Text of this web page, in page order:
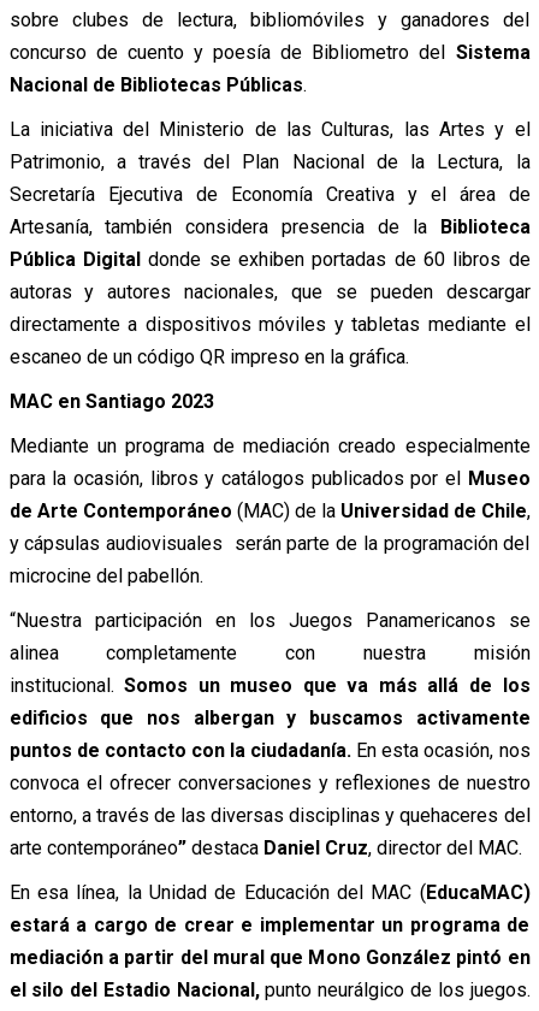
sobre clubes de lectura, bibliomóviles y ganadores del
concurso de cuento y poesía de Bibliometro del Sistema
Nacional de Bibliotecas Públicas.
La iniciativa del Ministerio de las Culturas, las Artes y el
Patrimonio, a través del Plan Nacional de la Lectura, la
Secretaría Ejecutiva de Economía Creativa y el área de
Artesanía, también considera presencia de la Biblioteca
Pública Digitaldonde se exhiben portadas de 60 libros de
autoras y autores nacionales, que se pueden descargar
directamente a dispositivos móviles y tabletas mediante el
escaneo de un código QR impreso en la gráfica.
MAC en Santiago 2023
Mediante un programa de mediación creado especialmente
para la ocasión, libros y catálogos publicados por el Museo
de Arte Contemporáneo (MAC) de la Universidad de Chile,
y cápsulas audiovisuales serán parte de la programación del
microcine del pabellón.
­“Nuestra participación en los Juegos Panamericanos se
alinea completamente con nuestra misión
institucional.Somos un museo que va más allá de los
edificios que nos albergan y buscamos activamente
puntos de contacto con la ciudadanía. En esta ocasión, nos
convoca el ofrecer conversaciones y reflexiones de nuestro
entorno, a través de las diversas disciplinas y quehaceres del
arte contemporáneo”destaca Daniel Cruz, director del MAC.
En esa línea, la Unidad de Educación del MAC (EducaMAC)
estará a cargo de crear e implementar un programa de
mediación a partir del mural que Mono González pintó en
el silo del Estadio Nacional,punto neurálgico de los juegos.